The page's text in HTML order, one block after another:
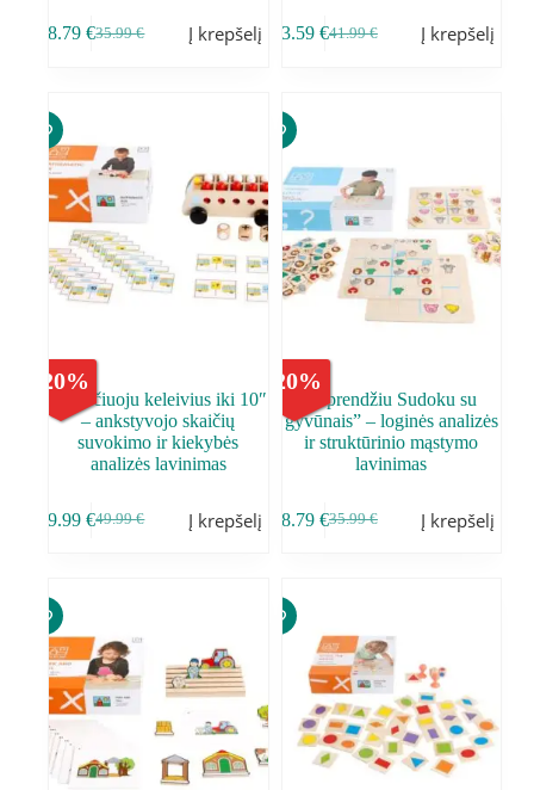
35.99€
28.79€ Į krepšelį 41.99€
33.59 € Į krepšelį
20%
,,Skaičiuoju keleivius iki 10″
– ankstyvojo skaičių
suvokimo ir kiekybės
analizės lavinimas
49.99€
39.99€ Į krepšelį
20%
,,Sprendžiu Sudoku su
gyvūnais” – loginės analizės
ir struktūrinio mąstymo
lavinimas
35.99€
28.79 € Į krepšelį